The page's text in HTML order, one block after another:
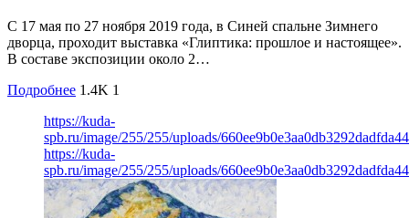
С 17 мая по 27 ноября 2019 года, в Синей спальне Зимнего
дворца, проходит выставка «Глиптика: прошлое и настоящее».
В составе экспозиции около 2…
Подробнее 1.4K 1
https://kuda-
spb.ru/image/255/255/uploads/
https://kuda-
spb.ru/image/255/255/uploads/